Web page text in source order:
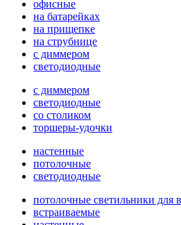
офисные
на батарейках
на прищепке
на струбнице
с диммером
светодиодные
с диммером
светодиодные
со столиком
торшеры-удочки
настенные
потолочные
светодиодные
потолочные светильники для
встраиваемые